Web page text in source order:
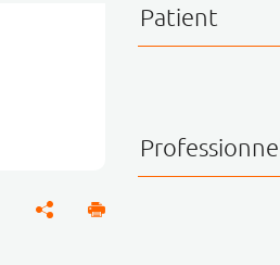
Patient